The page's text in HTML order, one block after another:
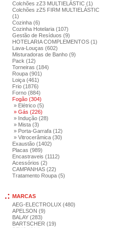
Colchões zZ3 MULTIELÁSTIC (1)
Colchões zZ5 FIRM MULTIELÁSTIC
(1)
Cozinha (6)
Cozinha Hotelaria (107)
Gestão de Resíduos (9)
HOTELARIA COMPLEMENTOS (1)
Lava-Louças (602)
Misturadoras de Banho (9)
Pack (12)
Torneiras (184)
Roupa (901)
Loiça (461)
Frio (1876)
Forno (884)
Fogão (304)
» Elétrico (5)
» Gás (226)
» Indução (28)
» Mista (3)
» Porta-Garrafa (12)
» Vitrocerâmica (30)
Exaustão (1402)
Placas (989)
Encastraveis (1112)
Acessórios (2)
CAMPANHAS (22)
Tratamento Roupa (5)
MARCAS
AEG-ELECTROLUX (480)
APELSON (9)
BALAY (283)
BARTSCHER (19)